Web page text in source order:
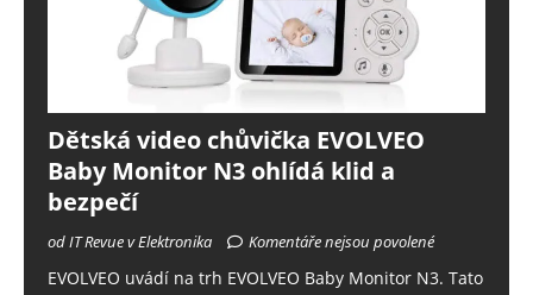
Dětská video chůvička EVOLVEO
Baby Monitor N3 ohlídá klid a
bezpečí
od IT Revue v Elektronika Komentáře nejsou povolené
EVOLVEO uvádí na trh EVOLVEO Baby Monitor N3. Tato